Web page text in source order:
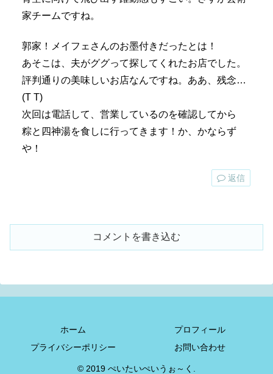
家チームですね。
郭家！メイフェさんのお墨付きだったとは！
あそこは、夫がググって探してくれたお店でした。
評判通りの美味しいお店なんですね。ああ、残念…
(T T)
次回は電話して、営業しているのを確認してから
粽と四神湯を食しに行ってきます！か、かならず
や！
返信
コメントを書き込む
ホーム
プロフィール
プライバシーポリシー
お問い合わせ
© 2019 ぺいたいぺいうぉ～く.